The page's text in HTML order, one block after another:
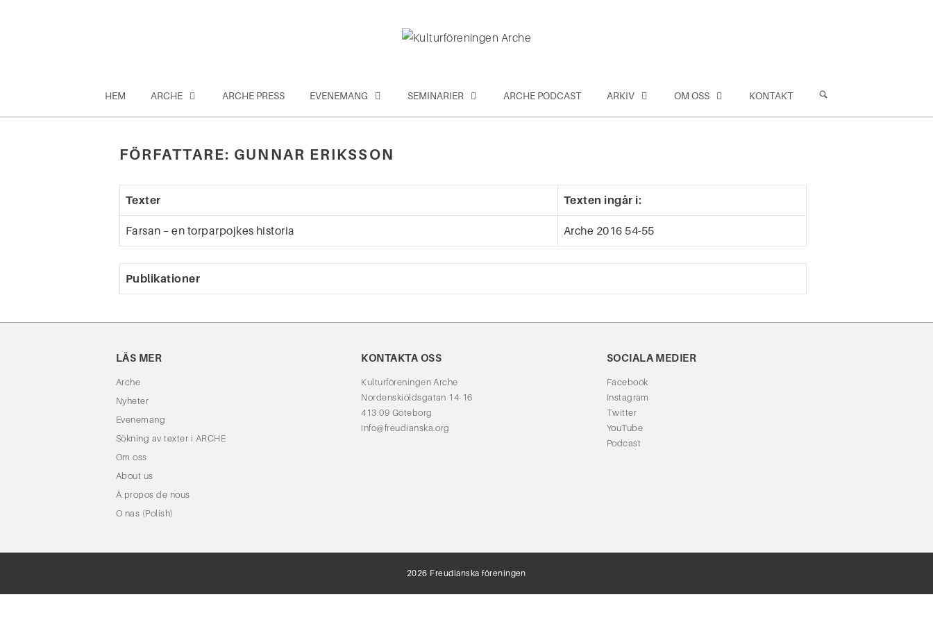
HEM ARCHE ARCHE PRESS EVENEMANG SEMINARIER ARCHE PODCAST ARKIV OM OSS KONTAKT
Sök
FÖRFATTARE: GUNNAR ERIKSSON
Texter Texten ingår i:
Farsan – en torparpojkes historia Arche 2016 54-55
Publikationer
LÄS MER
Arche
Nyheter
Evenemang
Sökning av texter i ARCHE
Om oss
About us
À propos de nous
O nas (Polish)
KONTAKTA OSS
Kulturföreningen Arche
Nordenskiöldsgatan 14-16
413 09 Göteborg
info@freudianska.org
SOCIALA MEDIER
Facebook
Instagram
Twitter
YouTube
Podcast
2026 Freudianska föreningen